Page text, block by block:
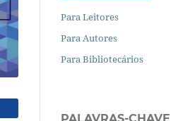
Para Leitores
Para Autores
Para Bibliotecários